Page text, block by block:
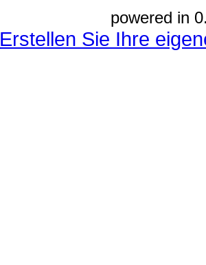
powered in
Erstellen Sie Ihre